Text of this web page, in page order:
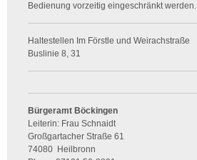
Bedienung vorzeitig eingeschränkt werden.
Haltestellen Im Förstle und Weirachstraße
Buslinie 8, 31
Bürgeramt Böckingen
Leiterin: Frau Schnaidt
Großgartacher Straße 61
74080 Heilbronn